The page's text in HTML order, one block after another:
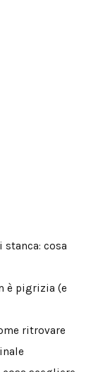
cosa
è pigrizia (e
ritrovare